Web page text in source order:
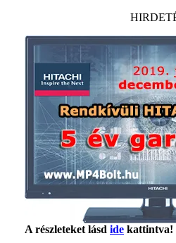
A részleteket lásd ide kattintva!